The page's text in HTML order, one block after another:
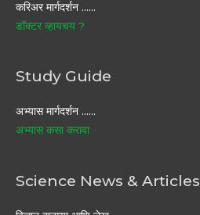
करिअर मार्गदर्शन ……
डॉक्टर व्हायचय ?
Study Guide
अभ्यास मार्गदर्शन ……
अभ्यास कसा करावा
Science News & Articles